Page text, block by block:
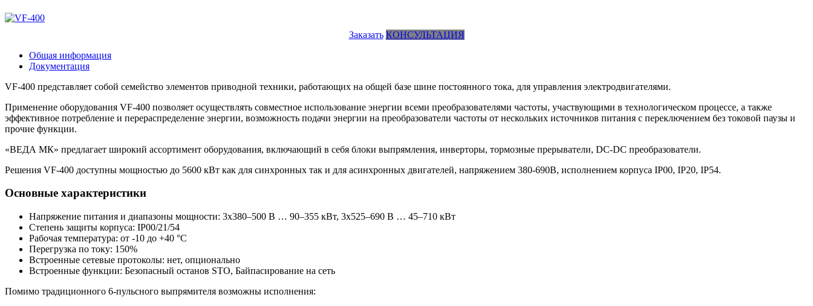
Заказать КОНСУЛЬТАЦИЯ
Общая информация
Документация
VF-400 представляет собой семейство элементов приводной техники, работающих на общей базе шине постоянного тока, для управления электродвигателями.
Применение оборудования VF-400 позволяет осуществлять совместное использование энергии всеми преобразователями частоты, участвующими в технологическом процессе, а также
эффективное потребление и перераспределение энергии, возможность подачи энергии на преобразователи частоты от нескольких источников питания с переключением без токовой паузы и
прочие функции.
«ВЕДА МК» предлагает широкий ассортимент оборудования, включающий в себя блоки выпрямления, инверторы, тормозные прерыватели, DC-DC преобразователи.
Решения VF-400 доступны мощностью до 5600 кВт как для синхронных так и для асинхронных двигателей, напряжением 380-690В, исполнением корпуса IP00, IP20, IP54.
Основные характеристики
Напряжение питания и диапазоны мощности: 3х380–500 В … 90–355 кВт, 3х525–690 В … 45–710 кВт
Степень защиты корпуса: IP00/21/54
Рабочая температура: от -10 до +40 °C
Перегрузка по току: 150%
Встроенные сетевые протоколы: нет, опционально
Встроенные функции: Безопасный останов STO, Байпасирование на сеть
Помимо традиционного 6-пульсного выпрямителя возможны исполнения: